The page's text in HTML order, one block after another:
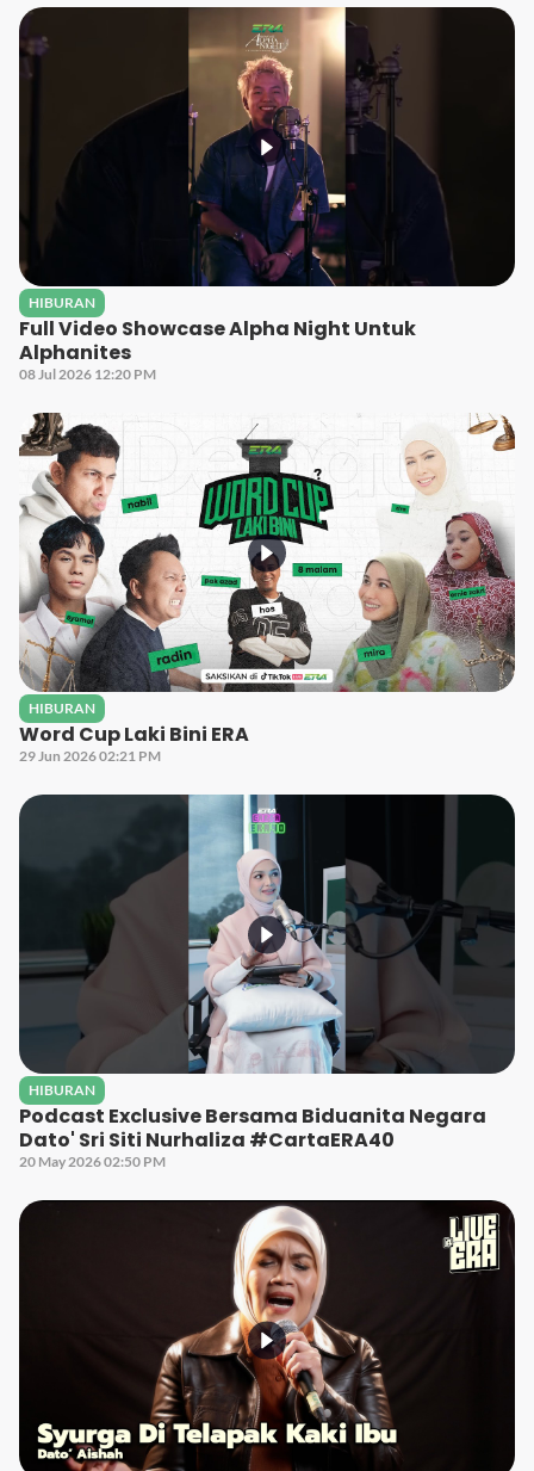
HIBURAN
Full Video Showcase Alpha Night Untuk
Alphanites
08 Jul 2026 12:20 PM
HIBURAN
Word Cup Laki Bini ERA
29 Jun 2026 02:21 PM
HIBURAN
Podcast Exclusive Bersama Biduanita Negara
Dato' Sri Siti Nurhaliza #CartaERA40
20 May 2026 02:50 PM